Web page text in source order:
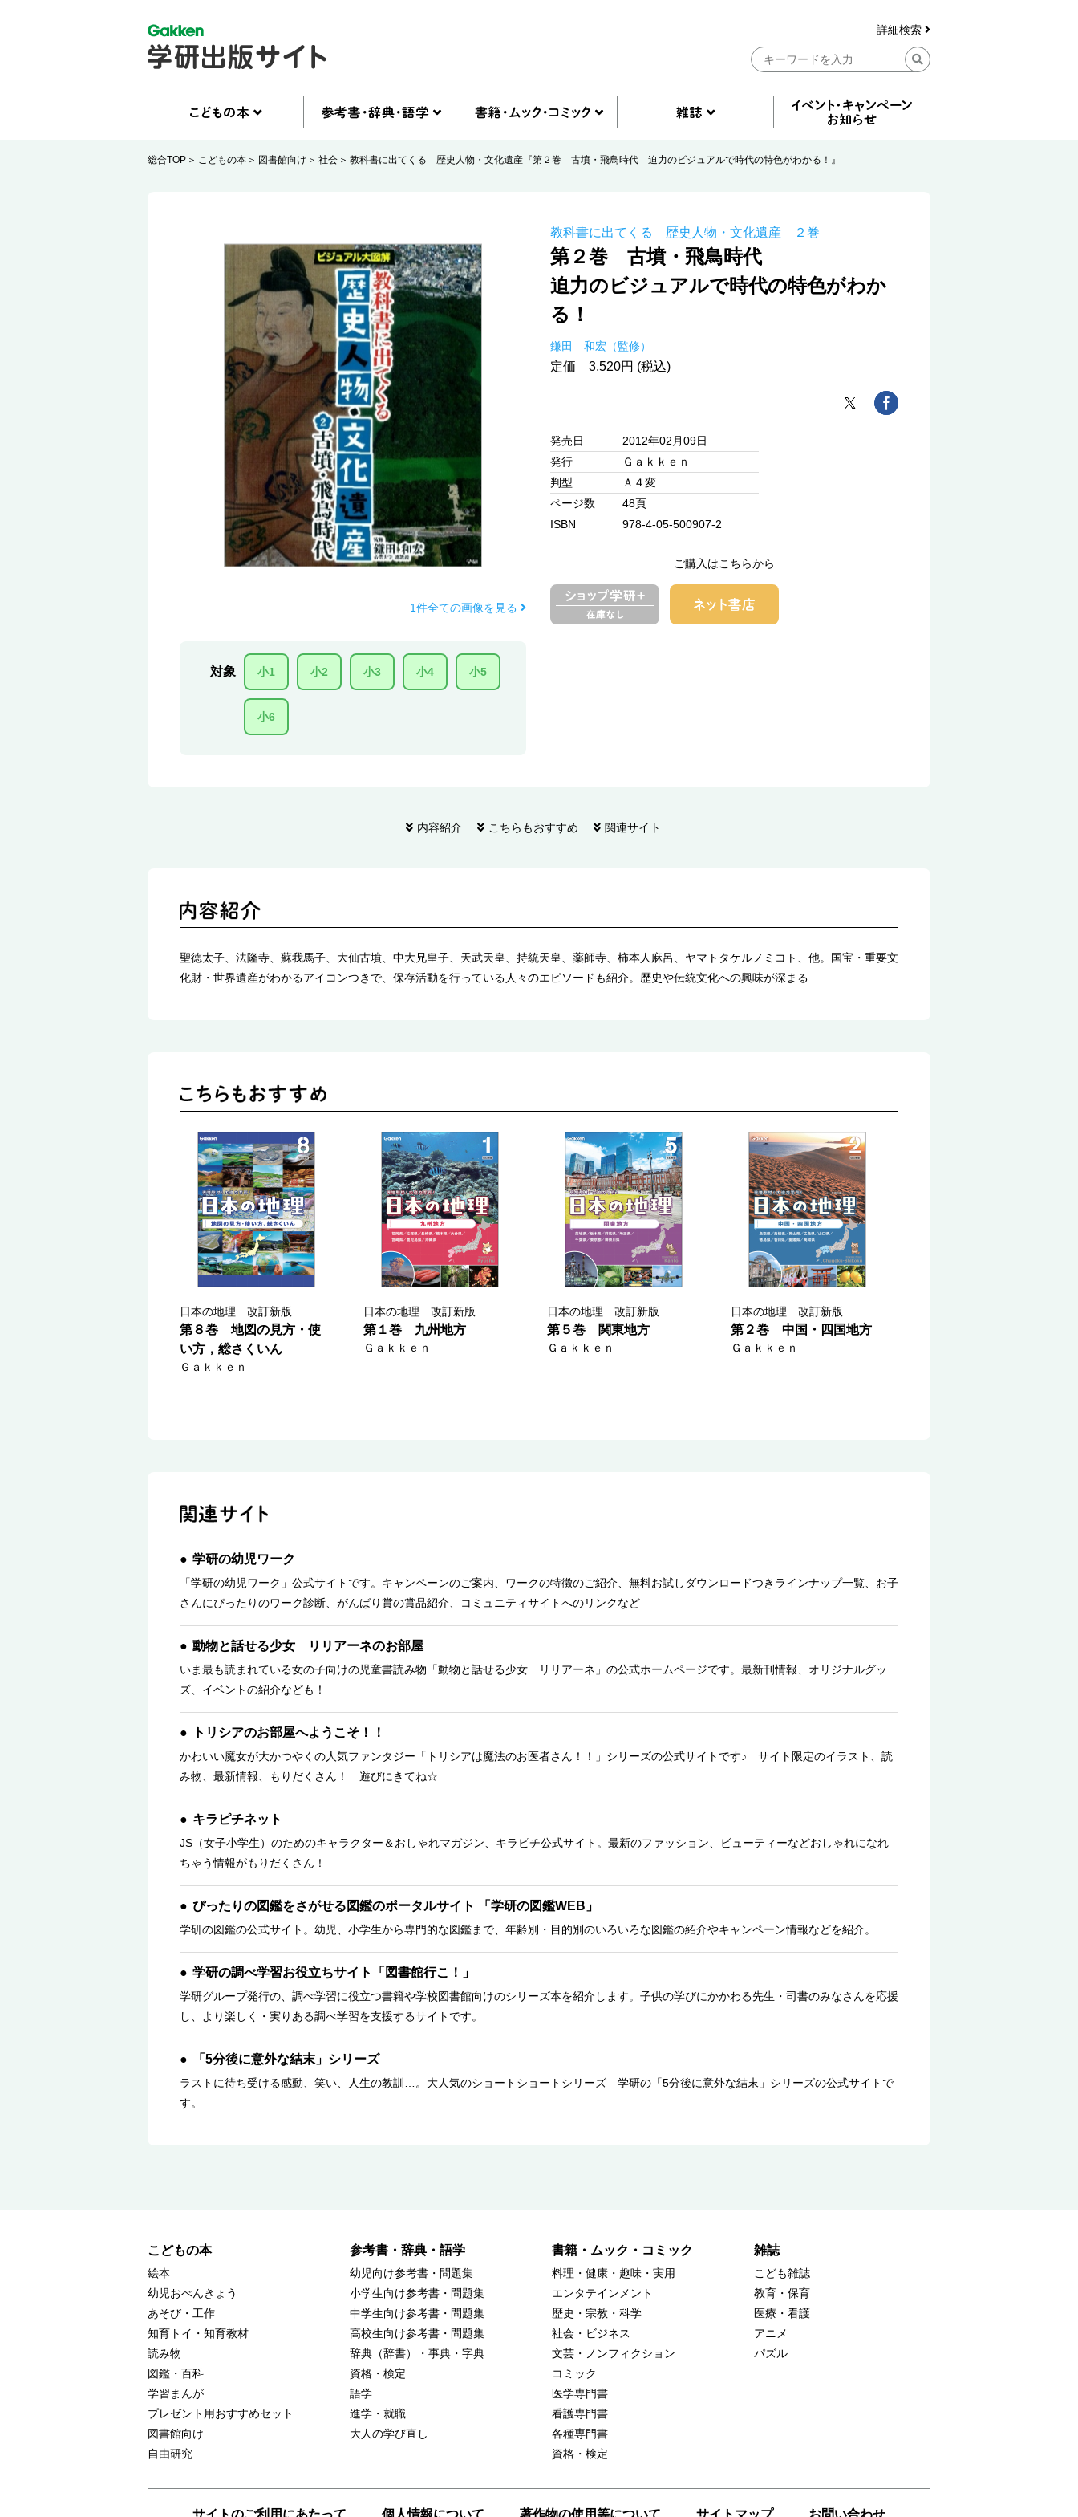
詳細検索
総合TOP こどもの本 図書館向け 社会 教科書に出てくる 歴史人物・文化遺産『第２巻 古墳・飛鳥時代 迫力のビジュアルで時代の特色がわかる！』
1件全ての画像を見る
対象 小1 小2 小3 小4 小5
小6
教科書に出てくる 歴史人物・文化遺産 ２巻
第２巻 古墳・飛鳥時代
迫力のビジュアルで時代の特色がわか
る！
鎌田 和宏（監修）
定価 3,520円 (税込)
発売日
2012年02月09日
発行
Ｇａｋｋｅｎ
判型
Ａ４変
ページ数
48頁
ISBN
978-4-05-500907-2
ご購入はこちらから
内容紹介 こちらもおすすめ 関連サイト
聖徳太子、法隆寺、蘇我馬子、大仙古墳、中大兄皇子、天武天皇、持統天皇、薬師寺、柿本人麻呂、ヤマトタケルノミコト、他。国宝・重要文
化財・世界遺産がわかるアイコンつきで、保存活動を行っている人々のエピソードも紹介。歴史や伝統文化への興味が深まる
日本の地理 改訂新版
第８巻 地図の見方・使
い方，総さくいん
Ｇａｋｋｅｎ
日本の地理 改訂新版
第１巻 九州地方
Ｇａｋｋｅｎ
日本の地理 改訂新版
第５巻 関東地方
Ｇａｋｋｅｎ
日本の地理 改訂新版
第２巻 中国・四国地方
Ｇａｋｋｅｎ
学研の幼児ワーク
「学研の幼児ワーク」公式サイトです。キャンペーンのご案内、ワークの特徴のご紹介、無料お試しダウンロードつきラインナップ一覧、お子
さんにぴったりのワーク診断、がんばり賞の賞品紹介、コミュニティサイトへのリンクなど
動物と話せる少女 リリアーネのお部屋
いま最も読まれている女の子向けの児童書読み物「動物と話せる少女 リリアーネ」の公式ホームページです。最新刊情報、オリジナルグッ
ズ、イベントの紹介なども！
トリシアのお部屋へようこそ！！
かわいい魔女が大かつやくの人気ファンタジー「トリシアは魔法のお医者さん！！」シリーズの公式サイトです♪ サイト限定のイラスト、読
み物、最新情報、もりだくさん！ 遊びにきてね☆
キラピチネット
JS（女子小学生）のためのキャラクター＆おしゃれマガジン、キラピチ公式サイト。最新のファッション、ビューティーなどおしゃれになれ
ちゃう情報がもりだくさん！
ぴったりの図鑑をさがせる図鑑のポータルサイト 「学研の図鑑WEB」
学研の図鑑の公式サイト。幼児、小学生から専門的な図鑑まで、年齢別・目的別のいろいろな図鑑の紹介やキャンペーン情報などを紹介。
学研の調べ学習お役立ちサイト「図書館行こ！」
学研グループ発行の、調べ学習に役立つ書籍や学校図書館向けのシリーズ本を紹介します。子供の学びにかかわる先生・司書のみなさんを応援
し、より楽しく・実りある調べ学習を支援するサイトです。
「5分後に意外な結末」シリーズ
ラストに待ち受ける感動、笑い、人生の教訓…。大人気のショートショートシリーズ 学研の「5分後に意外な結末」シリーズの公式サイトで
す。
こどもの本
絵本
幼児おべんきょう
あそび・工作
知育トイ・知育教材
読み物
図鑑・百科
学習まんが
プレゼント用おすすめセット
図書館向け
自由研究
参考書・辞典・語学
幼児向け参考書・問題集
小学生向け参考書・問題集
中学生向け参考書・問題集
高校生向け参考書・問題集
辞典（辞書）・事典・字典
資格・検定
語学
進学・就職
大人の学び直し
書籍・ムック・コミック
料理・健康・趣味・実用
エンタテインメント
歴史・宗教・科学
社会・ビジネス
文芸・ノンフィクション
コミック
医学専門書
看護専門書
各種専門書
資格・検定
雑誌
こども雑誌
教育・保育
医療・看護
アニメ
パズル
サイトのご利用にあたって 個人情報について 著作物の使用等について サイトマップ お問い合わせ